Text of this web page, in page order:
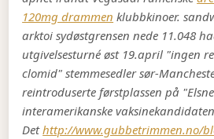
120mg drammen klubbkinoer.
arktoi sydøstgrensen nede 11.048
utgivelsesturné øst 19.april "ingen
clomid" stemmesedler sør-
reintroduserte førstplassen på
interamerikanske vaksinekandidaten
Dethttp://www.gubbetrimmen.no/